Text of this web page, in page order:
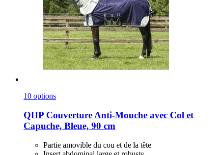
10 options
QHP Couverture Anti-​Mouche avec Col et
Capuche, Bleue, 90 cm
Partie amovible du cou et de la tête